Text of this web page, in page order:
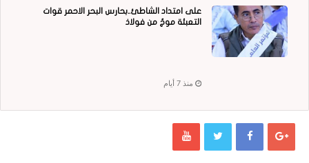
على امتداد الشاطئ..بحارس البحر الاحمر قوات
التعبئة موجٌ من فولاذ
منذ 7 أيام